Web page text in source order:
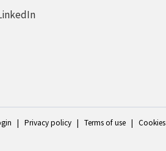
| Privacy policy | Terms of use | Cookies